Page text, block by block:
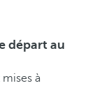
départ au
à